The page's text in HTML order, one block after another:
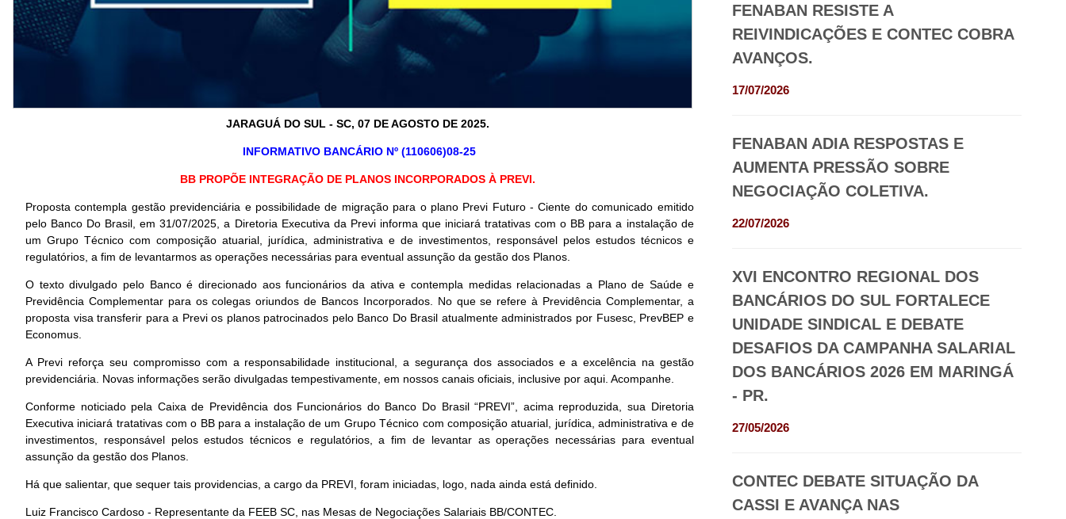
JARAGUÁ DO SUL - SC, 07 DE AGOSTO DE 2025.
INFORMATIVO BANCÁRIO Nº (110606)08-25
BB PROPÕE INTEGRAÇÃO DE PLANOS INCORPORADOS À PREVI.
Proposta contempla gestão previdenciária e possibilidade de migração para o plano Previ Futuro - Ciente do comunicado emitido
pelo Banco Do Brasil, em 31/07/2025, a Diretoria Executiva da Previ informa que iniciará tratativas com o BB para a instalação de
um Grupo Técnico com composição atuarial, jurídica, administrativa e de investimentos, responsável pelos estudos técnicos e
regulatórios, a fim de levantarmos as operações necessárias para eventual assunção da gestão dos Planos.
O texto divulgado pelo Banco é direcionado aos funcionários da ativa e contempla medidas relacionadas a Plano de Saúde e
Previdência Complementar para os colegas oriundos de Bancos Incorporados. No que se refere à Previdência Complementar, a
proposta visa transferir para a Previ os planos patrocinados pelo Banco Do Brasil atualmente administrados por Fusesc, PrevBEP e
Economus.
A Previ reforça seu compromisso com a responsabilidade institucional, a segurança dos associados e a excelência na gestão
previdenciária. Novas informações serão divulgadas tempestivamente, em nossos canais oficiais, inclusive por aqui. Acompanhe.
Conforme noticiado pela Caixa de Previdência dos Funcionários do Banco Do Brasil “PREVI”, acima reproduzida, sua Diretoria
Executiva iniciará tratativas com o BB para a instalação de um Grupo Técnico com composição atuarial, jurídica, administrativa e de
investimentos, responsável pelos estudos técnicos e regulatórios, a fim de levantar as operações necessárias para eventual
assunção da gestão dos Planos.
Há que salientar, que sequer tais providencias, a cargo da PREVI, foram iniciadas, logo, nada ainda está definido.
Luiz Francisco Cardoso - Representante da FEEB SC, nas Mesas de Negociações Salariais BB/CONTEC.
FENABAN RESISTE A
REIVINDICAÇÕES E CONTEC COBRA
AVANÇOS.
17/07/2026
FENABAN ADIA RESPOSTAS E
AUMENTA PRESSÃO SOBRE
NEGOCIAÇÃO COLETIVA.
22/07/2026
XVI ENCONTRO REGIONAL DOS
BANCÁRIOS DO SUL FORTALECE
UNIDADE SINDICAL E DEBATE
DESAFIOS DA CAMPANHA SALARIAL
DOS BANCÁRIOS 2026 EM MARINGÁ
- PR.
27/05/2026
CONTEC DEBATE SITUAÇÃO DA
CASSI E AVANÇA NAS